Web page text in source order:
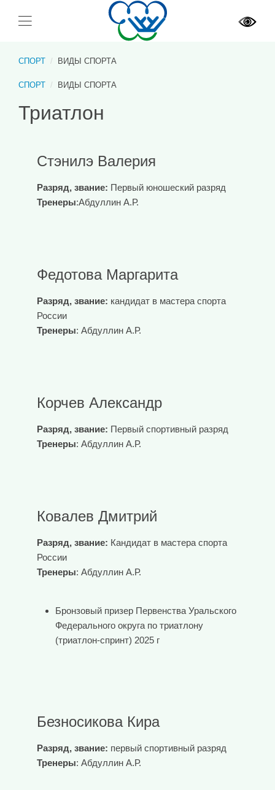
СПОРТ ВИДЫ СПОРТА
СПОРТ ВИДЫ СПОРТА
Триатлон
Стэнилэ Валерия
Разряд, звание: Первый юношеский разряд
Тренеры:Абдуллин А.Р.
Федотова Маргарита
Разряд, звание: кандидат в мастера спорта
России
Тренеры: Абдуллин А.Р.
Корчев Александр
Разряд, звание: Первый спортивный разряд
Тренеры: Абдуллин А.Р.
Ковалев Дмитрий
Разряд, звание: Кандидат в мастера спорта
России
Тренеры: Абдуллин А.Р.
Бронзовый призер Первенства Уральского
Федерального округа по триатлону
(триатлон-спринт) 2025 г
Безносикова Кира
Разряд, звание: первый спортивный разряд
Тренеры: Абдуллин А.Р.